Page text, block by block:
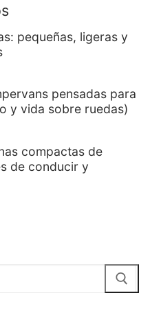
pequeñas, ligeras y
pensadas para
y vida sobre ruedas)
compactas de
de conducir y